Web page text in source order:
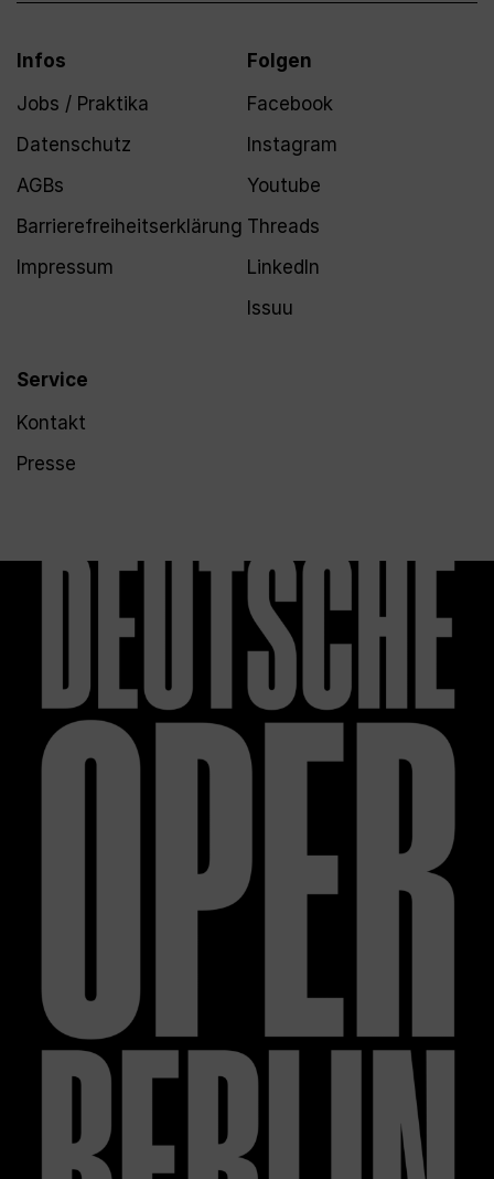
Infos
Jobs / Praktika
Datenschutz
AGBs
Barrierefreiheitserklärung
Impressum
Service
Kontakt
Presse
Folgen
Facebook
Instagram
Youtube
Threads
LinkedIn
Issuu